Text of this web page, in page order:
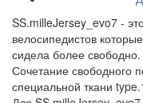
SS.milleJersey_evo7 -
велосипедистов
сидела более свободно.
Сочетание свободного
специальной ткани